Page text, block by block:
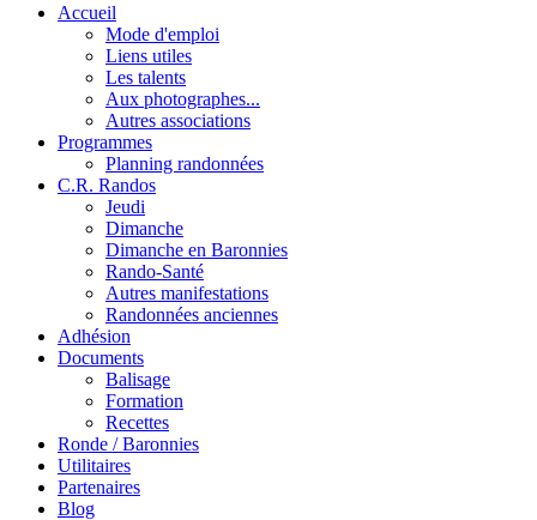
Accueil
Mode d'emploi
Liens utiles
Les talents
Aux photographes...
Autres associations
Programmes
Planning randonnées
C.R. Randos
Jeudi
Dimanche
Dimanche en Baronnies
Rando-Santé
Autres manifestations
Randonnées anciennes
Adhésion
Documents
Balisage
Formation
Recettes
Ronde / Baronnies
Utilitaires
Partenaires
Blog